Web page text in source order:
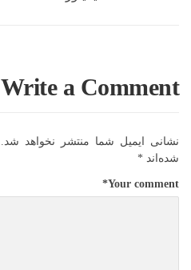
Write a Comment
نشانی ایمیل شما منتشر نخواهد شد.
شده‌اند *
Your comment
*